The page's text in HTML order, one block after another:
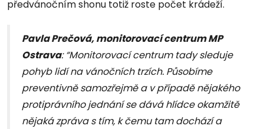
předvánočním shonu totiž roste počet krádeží.
Pavla Prečová, monitorovací centrum MP
Ostrava: “Monitorovací centrum tady sleduje
pohyb lidí na vánočních trzích. Působíme
preventivně samozřejmě a v případě nějakého
protiprávního jednání se dává hlídce okamžitě
nějaká zpráva s tím, k čemu tam dochází a